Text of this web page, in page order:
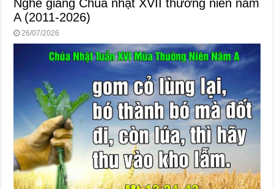
Nghe giảng Chúa nhật XVII thường niên năm
A (2011-2026)
26/07/2026